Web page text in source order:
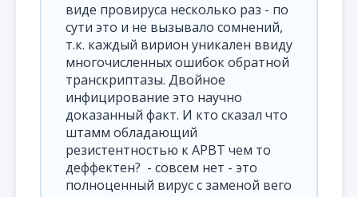
виде провируса несколько раз - по
сути это и не вызывало сомнений,
т.к. каждый вирион уникален ввиду
многочисленных ошибок обратной
транскриптазы. Двойное
инфицирование это научно
доказанный факт. И кто сказал что
штамм обладающий
резистентностью к АРВТ чем то
деффектен? - совсем нет - это
полноценный вирус с заменой вего